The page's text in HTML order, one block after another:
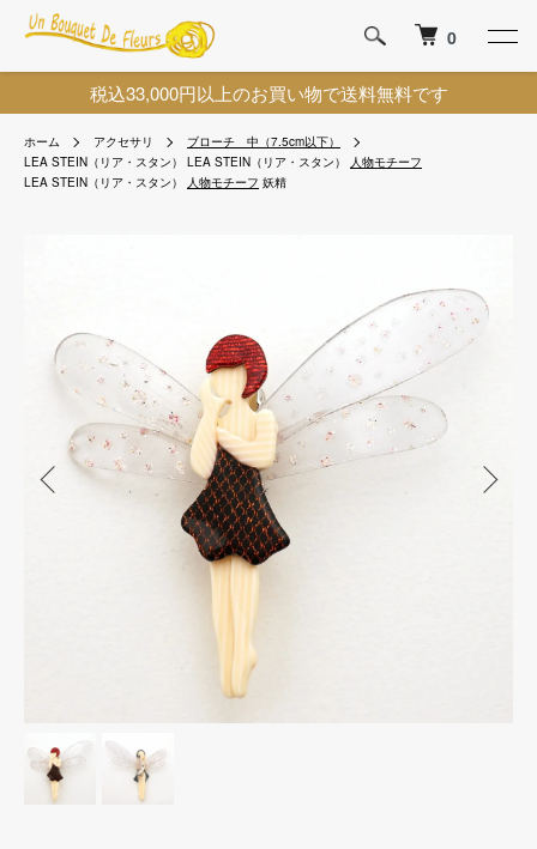
税込33,000円以上のお買い物で送料無料です
0
ホーム アクセサリ
ブローチ 中（7.5cm以下）
LEA STEIN（リア・スタン）
LEA STEIN（リア・スタン）
人物モチーフ
LEA STEIN（リア・スタン）
人物モチーフ 妖精